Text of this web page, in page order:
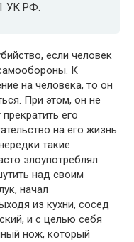
УК РФ.
если человек
К
на человека, то он
При этом, он не
его
на его жизнь
такие
злоупотреблял
над своим
начал
из кухни, сосед
и с целью себя
нож, который